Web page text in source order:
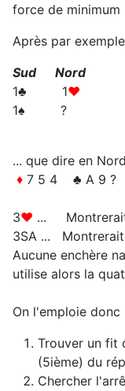
force de minimum
Après par
Sud Nord
1♣ 1♥
1♠ ?
... que dire en
♦ 7 5 4 ♣ A 9 ?
3♥ ... Montrerait
3SA ...
Aucune enchère
utilise alors la
On l'emploie donc
Trouver un fit
(5ième) du
Chercher